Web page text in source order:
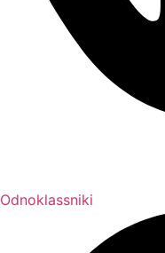
Odnoklassniki